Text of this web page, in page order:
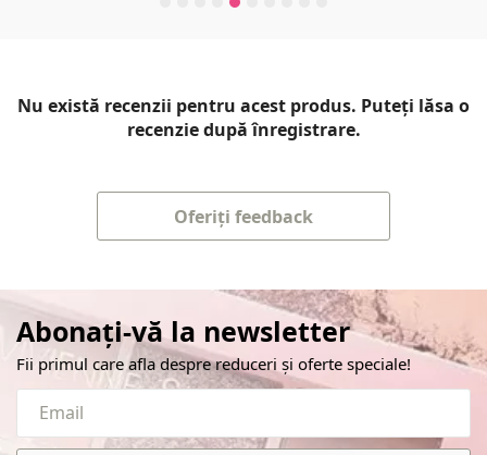
Nu există recenzii pentru acest produs. Puteți lăsa o
recenzie după înregistrare.
Oferiți feedback
Abonați-vă la newsletter
Fii primul care afla despre reduceri și oferte speciale!